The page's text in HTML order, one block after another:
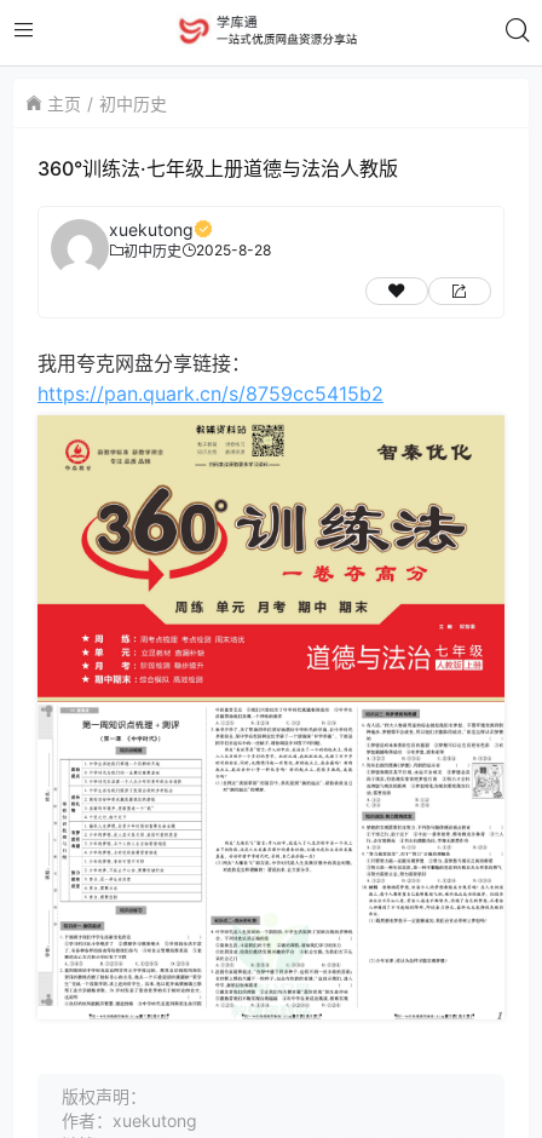
主页 初中历史
360°训练法·七年级上册道德与法治人教版
xuekutong
初中历史 2025-8-28
我用夸克网盘分享链接：
https://pan.quark.cn/s/8759cc5415b2
版权声明：
作者：xuekutong